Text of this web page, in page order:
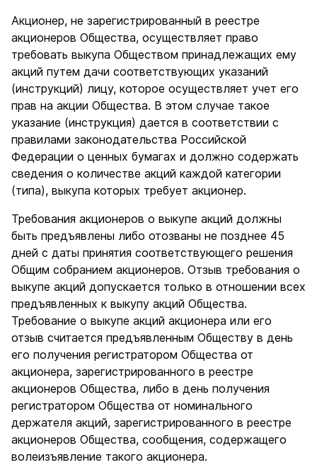
Акционер, не зарегистрированный в реестре
акционеров Общества, осуществляет право
требовать выкупа Обществом принадлежащих ему
акций путем дачи соответствующих указаний
(инструкций) лицу, которое осуществляет учет его
прав на акции Общества. В этом случае такое
указание (инструкция) дается в соответствии с
правилами законодательства Российской
Федерации о ценных бумагах и должно содержать
сведения о количестве акций каждой категории
(типа), выкупа которых требует акционер.
Требования акционеров о выкупе акций должны
быть предъявлены либо отозваны не позднее 45
дней с даты принятия соответствующего решения
Общим собранием акционеров. Отзыв требования о
выкупе акций допускается только в отношении всех
предъявленных к выкупу акций Общества.
Требование о выкупе акций акционера или его
отзыв считается предъявленным Обществу в день
его получения регистратором Общества от
акционера, зарегистрированного в реестре
акционеров Общества, либо в день получения
регистратором Общества от номинального
держателя акций, зарегистрированного в реестре
акционеров Общества, сообщения, содержащего
волеизъявление такого акционера.